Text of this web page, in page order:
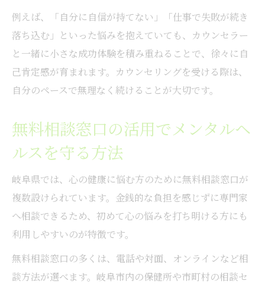
例えば、「自分に自信が持てない」「仕事で失敗が続き
落ち込む」といった悩みを抱えていても、カウンセラー
と一緒に小さな成功体験を積み重ねることで、徐々に自
己肯定感が育まれます。カウンセリングを受ける際は、
自分のペースで無理なく続けることが大切です。
無料相談窓口の活用でメンタルヘ
ルスを守る方法
岐阜県では、心の健康に悩む方のために無料相談窓口が
複数設けられています。金銭的な負担を感じずに専門家
へ相談できるため、初めて心の悩みを打ち明ける方にも
利用しやすいのが特徴です。
無料相談窓口の多くは、電話や対面、オンラインなど相
談方法が選べます。岐阜市内の保健所や市町村の相談セ